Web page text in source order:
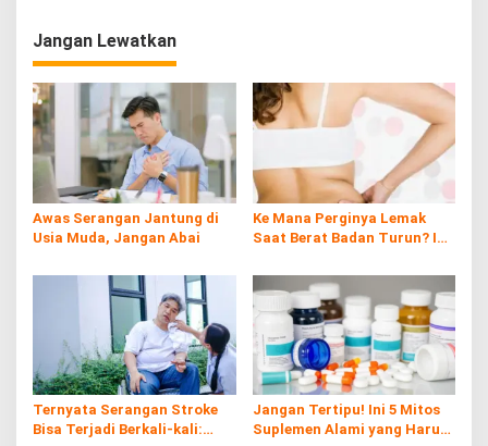
p
o
s
Jangan Lewatkan
Awas Serangan Jantung di
Usia Muda, Jangan Abai
Ke Mana Perginya Lemak
Saat Berat Badan Turun? Ini
Ternyata Serangan Stroke
Bisa Terjadi Berkali-kali:
Jangan Tertipu! Ini 5 Mitos
Suplemen Alami yang Harus